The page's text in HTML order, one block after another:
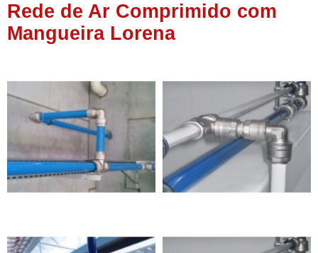
Rede de Ar Comprimido com
Mangueira Lorena